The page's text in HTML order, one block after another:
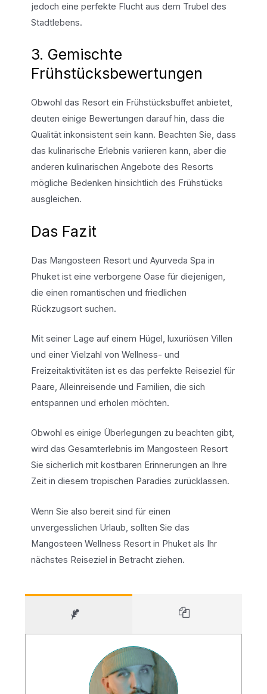
jedoch eine perfekte Flucht aus dem Trubel des
Stadtlebens.
3. Gemischte
Frühstücksbewertungen
Obwohl das Resort ein Frühstücksbuffet anbietet,
deuten einige Bewertungen darauf hin, dass die
Qualität inkonsistent sein kann. Beachten Sie, dass
das kulinarische Erlebnis variieren kann, aber die
anderen kulinarischen Angebote des Resorts
mögliche Bedenken hinsichtlich des Frühstücks
ausgleichen.
Das Fazit
Das Mangosteen Resort und Ayurveda Spa in
Phuket ist eine verborgene Oase für diejenigen,
die einen romantischen und friedlichen
Rückzugsort suchen.
Mit seiner Lage auf einem Hügel, luxuriösen Villen
und einer Vielzahl von Wellness- und
Freizeitaktivitäten ist es das perfekte Reiseziel für
Paare, Alleinreisende und Familien, die sich
entspannen und erholen möchten.
Obwohl es einige Überlegungen zu beachten gibt,
wird das Gesamterlebnis im Mangosteen Resort
Sie sicherlich mit kostbaren Erinnerungen an Ihre
Zeit in diesem tropischen Paradies zurücklassen.
Wenn Sie also bereit sind für einen
unvergesslichen Urlaub, sollten Sie das
Mangosteen Wellness Resort in Phuket als Ihr
nächstes Reiseziel in Betracht ziehen.